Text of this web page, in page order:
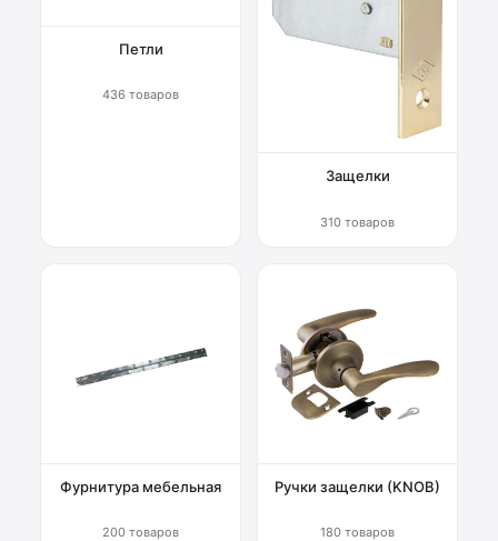
Петли
436 товаров
Защелки
310 товаров
Фурнитура мебельная
200 товаров
Ручки защелки (KNOB)
180 товаров